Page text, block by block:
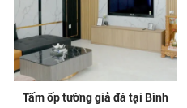
Tấm ốp tường giả đá tại Bình